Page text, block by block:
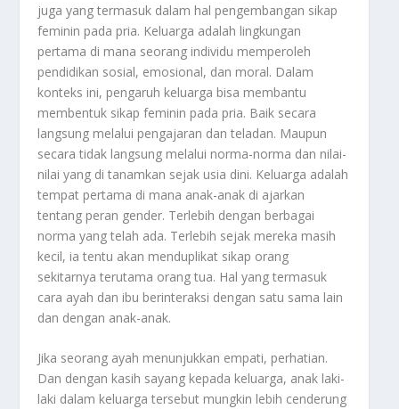
juga yang termasuk dalam hal pengembangan sikap
feminin pada pria. Keluarga adalah lingkungan
pertama di mana seorang individu memperoleh
pendidikan sosial, emosional, dan moral. Dalam
konteks ini, pengaruh keluarga bisa membantu
membentuk sikap feminin pada pria. Baik secara
langsung melalui pengajaran dan teladan. Maupun
secara tidak langsung melalui norma-norma dan nilai-
nilai yang di tanamkan sejak usia dini. Keluarga adalah
tempat pertama di mana anak-anak di ajarkan
tentang peran gender. Terlebih dengan berbagai
norma yang telah ada. Terlebih sejak mereka masih
kecil, ia tentu akan menduplikat sikap orang
sekitarnya terutama orang tua. Hal yang termasuk
cara ayah dan ibu berinteraksi dengan satu sama lain
dan dengan anak-anak.
Jika seorang ayah menunjukkan empati, perhatian.
Dan dengan kasih sayang kepada keluarga, anak laki-
laki dalam keluarga tersebut mungkin lebih cenderung